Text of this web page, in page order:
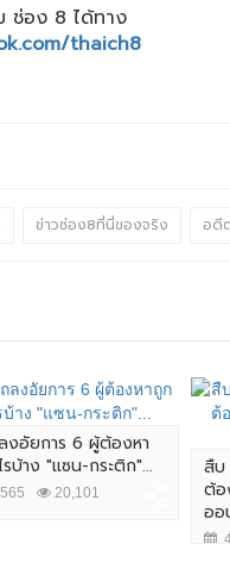
ช่อง 8 ได้ทาง
thaich8
ข่าวช่อง8ที่นี่ของจริง อดี
งอัยการ 6 ผู้ต้องหา
บ้าง "แซน-กระติก"...
20,101
สืบ
ต้อ
ออ